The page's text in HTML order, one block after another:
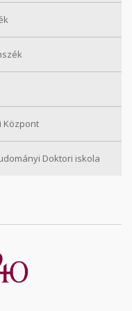
Központ
Doktori iskola